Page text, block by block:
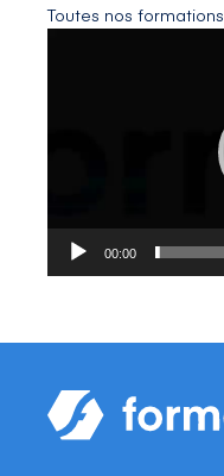
Toutes nos formations
00:00